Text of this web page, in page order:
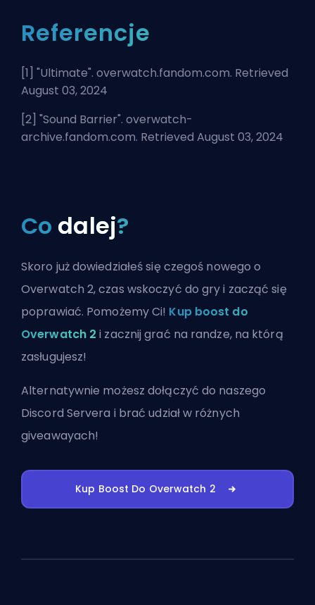
Referencje
[1] "Ultimate". overwatch.fandom.com. Retrieved
August 03, 2024
[2] "Sound Barrier". overwatch-
archive.fandom.com. Retrieved August 03, 2024
Co dalej?
Skoro już dowiedziałeś się czegoś nowego o
Overwatch 2, czas wskoczyć do gry i zacząć się
poprawiać. Pomożemy Ci! Kup boost do
Overwatch 2 i zacznij grać na randze, na którą
zasługujesz!
Alternatywnie możeszdołączyć do naszego
Discord Servera i brać udział w różnych
giveawayach!
Kup Boost Do Overwatch 2